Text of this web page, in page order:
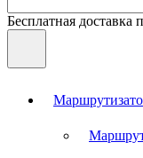
Бесплатная